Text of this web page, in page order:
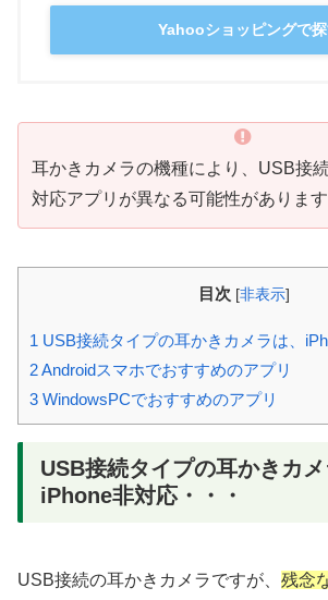
Yahooショッピングで
耳かきカメラの機種により、USB接
対応アプリが異なる可能性があります
目次 [非表示]
1 USB接続タイプの耳かきカメラは、
2Androidスマホでおすすめのアプリ
3 WindowsPCでおすすめのアプリ
USB接続タイプの耳かきカメ
iPhone非対応・・・
USB接続の耳かきカメラですが、 残念